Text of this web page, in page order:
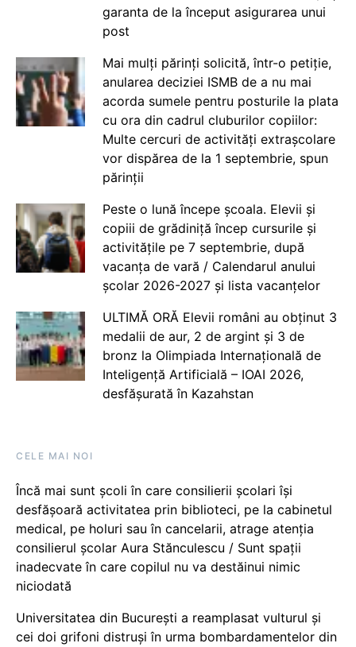
garanta de la început asigurarea unui
post
Mai mulți părinți solicită, într-o petiție,
anularea deciziei ISMB de a nu mai
acorda sumele pentru posturile la plata
cu ora din cadrul cluburilor copiilor:
Multe cercuri de activități extrașcolare
vor dispărea de la 1 septembrie, spun
părinții
Peste o lună începe școala. Elevii și
copiii de grădiniță încep cursurile și
activitățile pe 7 septembrie, după
vacanța de vară / Calendarul anului
școlar 2026-2027 și lista vacanțelor
ULTIMĂ ORĂ Elevii români au obținut 3
medalii de aur, 2 de argint și 3 de
bronz la Olimpiada Internațională de
Inteligență Artificială – IOAI 2026,
desfășurată în Kazahstan
CELE MAI NOI
Încă mai sunt școli în care consilierii școlari își
desfășoară activitatea prin biblioteci, pe la cabinetul
medical, pe holuri sau în cancelarii, atrage atenția
consilierul școlar Aura Stănculescu / Sunt spații
inadecvate în care copilul nu va destăinui nimic
niciodată
Universitatea din București a reamplasat vulturul și
cei doi grifoni distruși în urma bombardamentelor din